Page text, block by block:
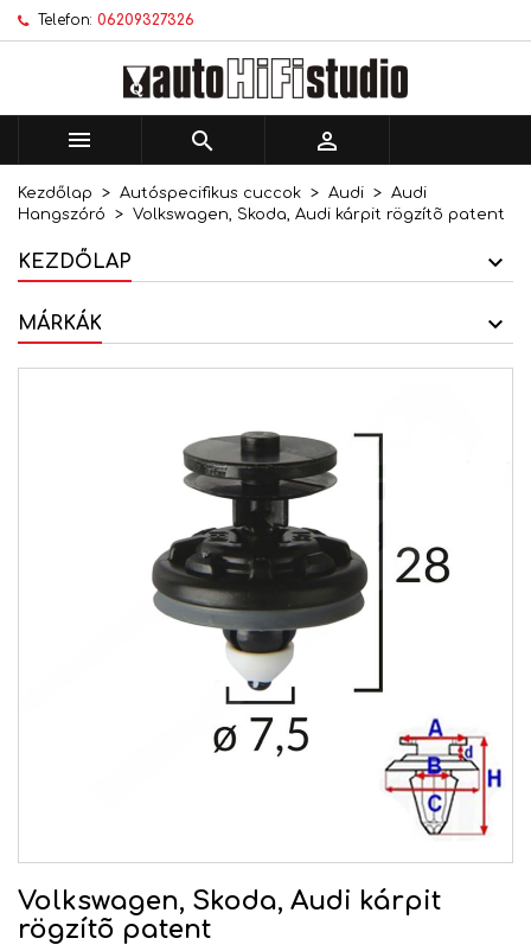
Telefon: 06209327326
  
Kezdőlap Autóspecifikus cuccok Audi
Audi
Hangszóró
Volkswagen, Skoda, Audi kárpit rögzítõ patent
KEZDŐLAP
MÁRKÁK
Volkswagen, Skoda, Audi kárpit
rögzítõ patent
Kívánságlistáim ×
Új lista létrehozása
Kívánságlista létrehozása ×
Kívánságlista neve
Bejelentkezés ×
történő mentéséhez.
Mégsem Bejelentkezés